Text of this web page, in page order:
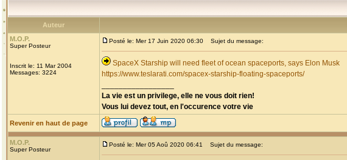
Auteur
M.O.P.
Super Posteur
Inscrit le: 11 Mar 2004
Messages: 3224
Posté le: Mer 17 Juin 2020 06:30 Sujet du message:
SpaceX Starship will need fleet of ocean spaceports, says Elon Musk
https://www.teslarati.com/spacex-starship-floating-spaceports/
La vie est un privilege, elle ne vous doit rien!
Vous lui devez tout, en l'occurence votre vie
Revenir en haut de page
M.O.P.
Super Posteur
Posté le: Mer 05 Aoû 2020 06:41 Sujet du message: